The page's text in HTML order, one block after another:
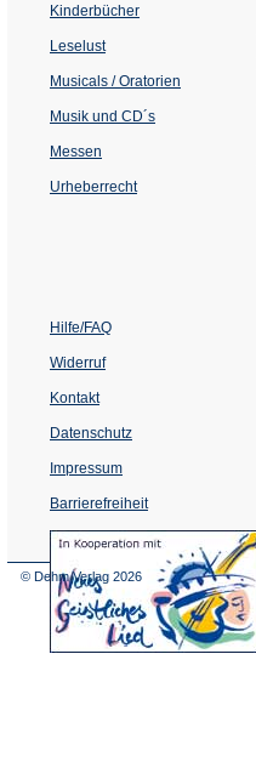
Kinderbücher
Leselust
Musicals / Oratorien
Musik und CD´s
Messen
Urheberrecht
Hilfe/FAQ
Widerruf
Kontakt
Datenschutz
Impressum
Barrierefreiheit
© Dehm Verlag 2026